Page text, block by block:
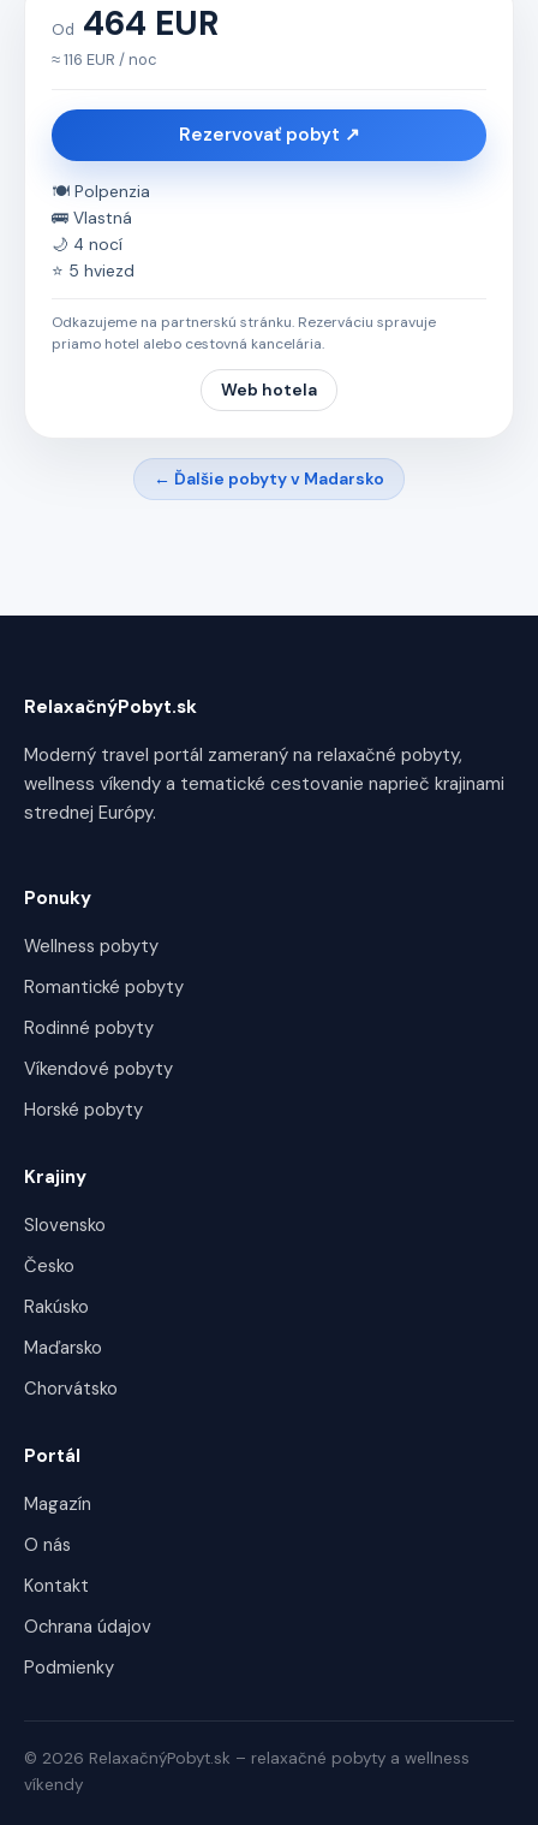
Od 464 EUR
≈ 116 EUR / noc
Rezervovať pobyt ↗
🍽️ Polpenzia
🚌 Vlastná
🌙 4 nocí
⭐ 5 hviezd
Odkazujeme na partnerskú stránku. Rezerváciu spravuje
priamo hotel alebo cestovná kancelária.
Web hotela
← Ďalšie pobyty v Madarsko
RelaxačnýPobyt.sk
Moderný travel portál zameraný na relaxačné pobyty,
wellness víkendy a tematické cestovanie naprieč krajinami
strednej Európy.
Ponuky
Wellness pobyty
Romantické pobyty
Rodinné pobyty
Víkendové pobyty
Horské pobyty
Krajiny
Slovensko
Česko
Rakúsko
Maďarsko
Chorvátsko
Portál
Magazín
O nás
Kontakt
Ochrana údajov
Podmienky
© 2026 RelaxačnýPobyt.sk – relaxačné pobyty a wellness
víkendy